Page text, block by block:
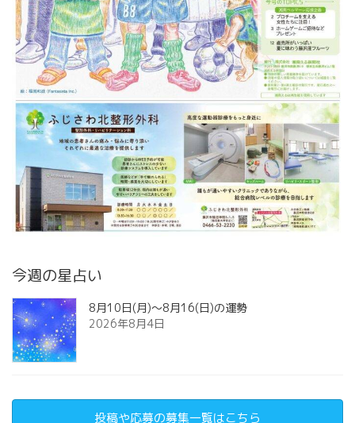
今週の星占い
8月10日(月)～8月16(日)の運勢
2026年8月4日
投稿や応募の募集一覧はこちら